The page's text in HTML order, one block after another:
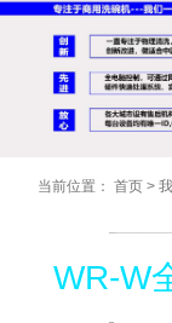
当前位置：首页 >
WR-W